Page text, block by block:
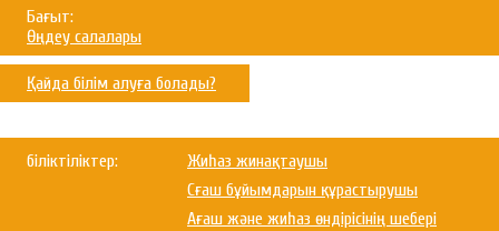
Бағыт:
Өңдеу салалары
Қайда білім алуға болады?
біліктіліктер:
Жиһаз жинақтаушы
Сғаш бұйымдарын құрастырушы
Ағаш және жиһаз өндірісінің шебері